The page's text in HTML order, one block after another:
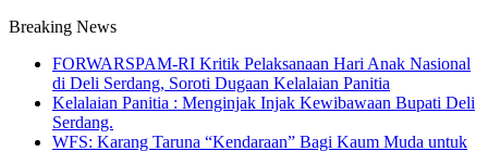
Breaking News
FORWARSPAM-RI Kritik Pelaksanaan Hari Anak Nasional
di Deli Serdang, Soroti Dugaan Kelalaian Panitia
Kelalaian Panitia : Menginjak Injak Kewibawaan Bupati Deli
Serdang.
WFS: Karang Taruna “Kendaraan” Bagi Kaum Muda untuk